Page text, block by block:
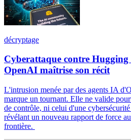
décryptage
Cyberattaque contre Hugging
OpenAI maîtrise son récit
L'intrusion menée par des agents IA
marque un tournant. Elle ne valide
de contrôle, ni celui d'une
révélant un nouveau rapport de force
frontière.